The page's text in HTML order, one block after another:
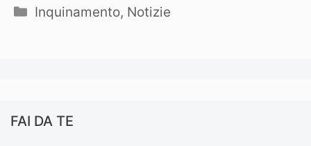
Categorie
Inquinamento, Notizie
FAI DA TE